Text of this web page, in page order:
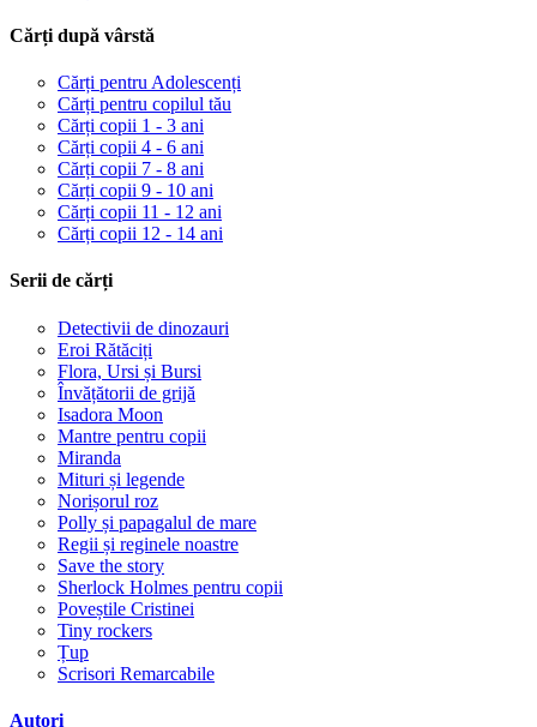
Cărți după vârstă
Cărți pentru Adolescenți
Cărți pentru copilul tău
Cărți copii 1 - 3 ani
Cărți copii 4 - 6 ani
Cărți copii 7 - 8 ani
Cărți copii 9 - 10 ani
Cărți copii 11 - 12 ani
Cărți copii 12 - 14 ani
Serii de cărți
Detectivii de dinozauri
Eroi Rătăciți
Flora, Ursi și Bursi
Învățătorii de grijă
Isadora Moon
Mantre pentru copii
Miranda
Mituri și legende
Norișorul roz
Polly și papagalul de mare
Regii și reginele noastre
Save the story
Sherlock Holmes pentru copii
Poveștile Cristinei
Tiny rockers
Țup
Scrisori Remarcabile
Autori